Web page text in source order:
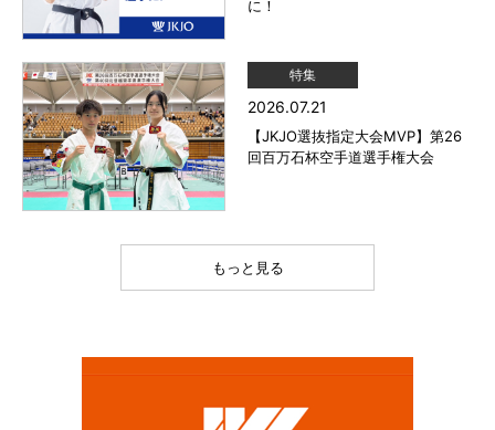
に！
特集
2026.07.21
【JKJO選抜指定大会MVP】第26
回百万石杯空手道選手権大会
もっと見る